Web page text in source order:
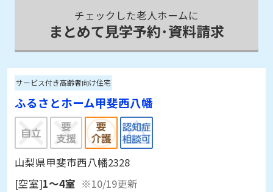
チェックした老人ホームに
まとめて見学予約･資料請求
サービス付き高齢者向け住宅
ふるさとホーム甲斐西八幡
山梨県甲斐市西八幡2328
[空室]1～4室 ※10/19更新